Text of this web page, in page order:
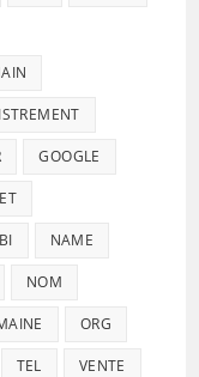
GOOGLE
NAME
NOM
ORG
TEL VENTE